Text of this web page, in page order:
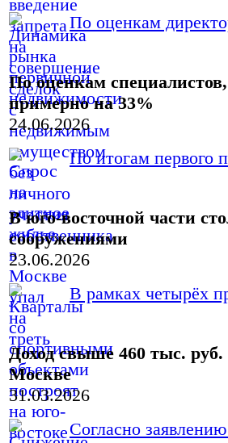
По оценкам
По оценкам
примерно на 33%
24.06.2026
По итогам первого
В юго-восточной части
сооружениями
23.06.2026
В рамках четырёх
Доход свыше 460 тыс.
Москве
31.03.2026
Согласно